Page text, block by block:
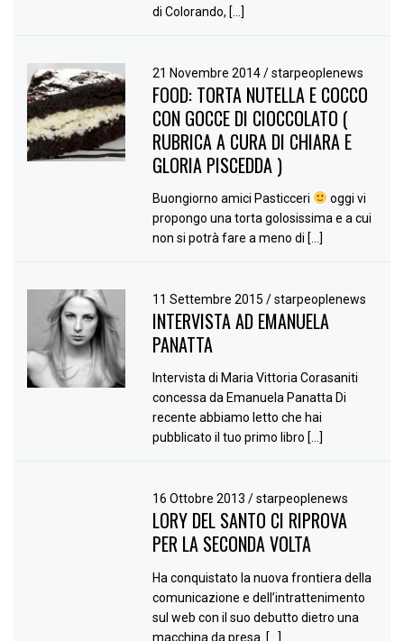
di Colorando, […]
21 Novembre 2014/ starpeoplenews
FOOD: TORTA NUTELLA E COCCO
CON GOCCE DI CIOCCOLATO (
RUBRICA A CURA DI CHIARA E
GLORIA PISCEDDA )
Buongiorno amici Pasticceri
oggi vi
propongo una torta golosissima e a cui
non si potrà fare a meno di […]
11 Settembre 2015/ starpeoplenews
INTERVISTA AD EMANUELA
PANATTA
Intervista di Maria Vittoria Corasaniti
concessa da Emanuela Panatta Di
recente abbiamo letto che hai
pubblicato il tuo primo libro […]
16 Ottobre 2013/ starpeoplenews
LORY DEL SANTO CI RIPROVA
PER LA SECONDA VOLTA
Ha conquistato la nuova frontiera della
comunicazione e dell’intrattenimento
sul web con il suo debutto dietro una
macchina da presa. […]